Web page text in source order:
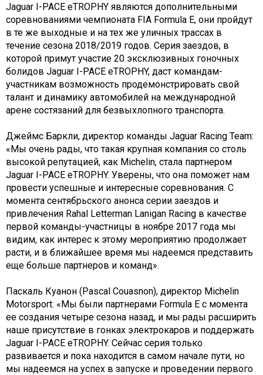
Jaguar I-PACE eTROPHY являются дополнительными
соревнованиями чемпионата FIA Formula E, они пройдут
в те же выходные и на тех же уличных трассах в
течение сезона 2018/2019 годов. Серия заездов, в
которой примут участие 20 эксклюзивных гоночных
болидов Jaguar I-PACE eTROPHY, даст командам-
участникам возможность продемонстрировать свой
талант и динамику автомобилей на международной
арене состязаний для безвыхлопного транспорта.
Джеймс Баркли, директор команды Jaguar Racing Team:
«Мы очень рады, что такая крупная компания со столь
высокой репутацией, как Michelin, стала партнером
Jaguar I-PACE eTROPHY. Уверены, что она поможет нам
провести успешные и интересные соревнования. С
момента сентябрьского анонса серии заездов и
привлечения Rahal Letterman Lanigan Racing в качестве
первой команды-участницы в ноябре 2017 года мы
видим, как интерес к этому мероприятию продолжает
расти, и в ближайшее время мы надеемся представить
еще больше партнеров и команд».
Паскаль Куанон (Pascal Couasnon), директор Michelin
Motorsport: «Мы были партнерами Formula E с момента
ее создания четыре сезона назад, и мы рады расширить
наше присутствие в гонках электрокаров и поддержать
Jaguar I-PACE eTROPHY. Сейчас серия только
развивается и пока находится в самом начале пути, но
мы надеемся на успех в запуске и проведении первого